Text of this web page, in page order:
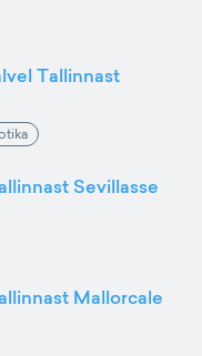
Tallinnast
Sevillasse
Mallorcale